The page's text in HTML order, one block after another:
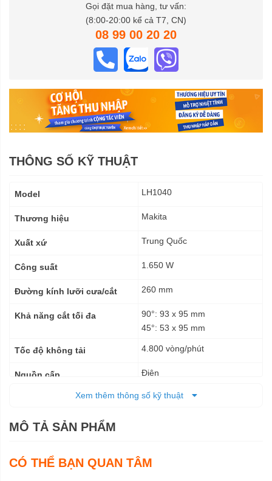
Gọi đặt mua hàng, tư vấn:
(8:00-20:00 kể cả T7, CN)
08 99 00 20 20
THÔNG SỐ KỸ THUẬT
kỹ
Model LH1040
Thương hiệu Makita
Xuất xứ Trung Quốc
Công suất 1.650 W
Đường kính lưỡi cưa/cắt 260 mm
Khả năng cắt tối đa
90°: 93 x 95 mm
45°: 53 x 95 mm
Tốc độ không tải 4.800 vòng/phút
Nguồn cấp Điện
Kích thước (DxRxC) 530 x 476 x 535 mm
Trọng lượng tịnh
6 tháng
Xem thêm thông số kỹ thuật
MÔ TẢ SẢN PHẨM
CÓ THỂ BẠN QUAN TÂM